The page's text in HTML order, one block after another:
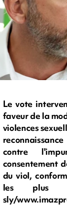
Le vote
faveur de la
violences
contre
consentement
du viol,
les plus
sly/